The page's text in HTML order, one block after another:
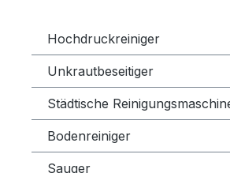
Hochdruckreiniger
Unkrautbeseitiger
Städtische
Bodenreiniger
Sauger